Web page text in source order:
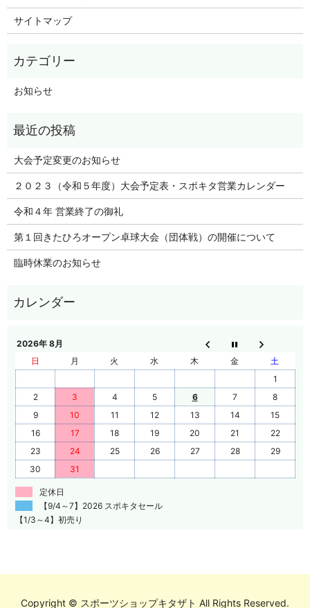
サイトマップ
お知らせ
大会予定変更のお知らせ
２０２３（令和５年度）大会予定表・スポキタ営業カレンダー
令和４年 営業終了の御礼
第１回きたひろオープン卓球大会（団体戦）の開催について
臨時休業のお知らせ
2026年 8月
日
月 火 水 木 金
土
1
2
3 4 5 6 7
8
9
10 11 12 13 14
15
16
17 18 19 20 21
22
23
24 25 26 27 28
29
30
31
定休日
【9/4～7】2026 スポキタセール
【1/3～4】初売り
Copyright © スポーツショップキタザト All Rights Reserved.